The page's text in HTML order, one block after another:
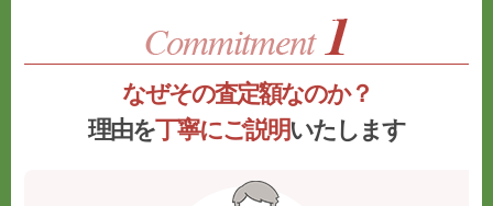
なぜその査定額なのか？
理由を丁寧にご説明いたします